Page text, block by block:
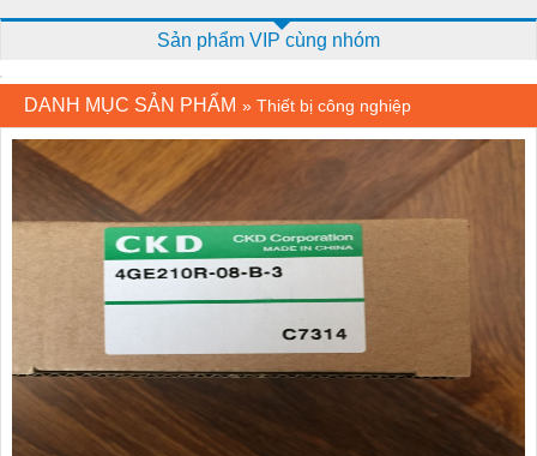
Sản phẩm VIP cùng nhóm
DANH MỤC SẢN PHẨM » Thiết bị công nghiệp